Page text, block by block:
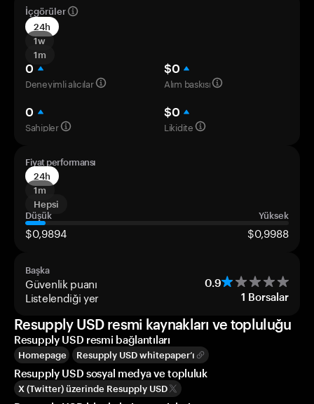
İçgörüler
24h
1w
1m
0
Deneyimli alıcılar
$0
Alım baskısı
0
Sahipler
$0
Likidite
Fiyat performansı
24h
1m
Hepsi
Düşük
Yüksek
$0,9894 $0,9988
Başka
Güvenlik puanı 0.9
Listelendiği yer 1 Borsalar
Resupply USD resmi kaynakları ve topluluğu
Resupply USD resmi bağlantıları
Homepage Resupply USD whitepaper’ı
Resupply USD sosyal medya ve topluluk
X (Twitter) üzerinde Resupply USD